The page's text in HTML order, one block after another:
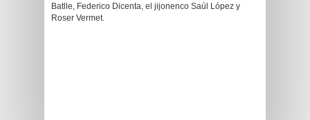
Batlle, Federico Dicenta, el jijonenco Saúl López y
Roser Vermet.